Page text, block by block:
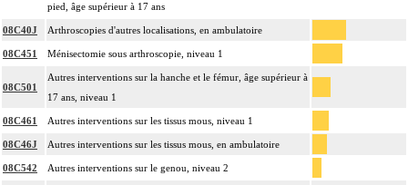
pied, âge supérieur à 17 ans
08C40J Arthroscopies d'autres localisations, en ambulatoire
08C451 Ménisectomie sous arthroscopie, niveau 1
08C501
Autres interventions sur la hanche et le fémur, âge supérieur à
17 ans, niveau 1
08C461 Autres interventions sur les tissus mous, niveau 1
08C46J Autres interventions sur les tissus mous, en ambulatoire
08C542 Autres interventions sur le genou, niveau 2